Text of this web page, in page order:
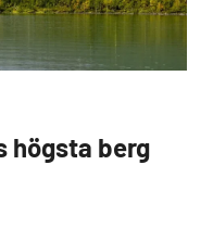
högsta berg